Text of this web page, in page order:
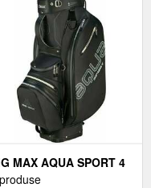
MAX AQUA SPORT 4
GEANTA PENTRU